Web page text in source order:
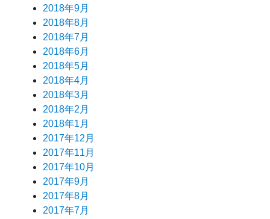
2018年9月
2018年8月
2018年7月
2018年6月
2018年5月
2018年4月
2018年3月
2018年2月
2018年1月
2017年12月
2017年11月
2017年10月
2017年9月
2017年8月
2017年7月